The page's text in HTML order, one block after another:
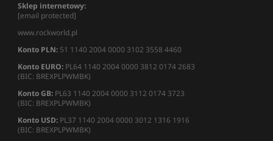
Sklep internetowy:
[email protected]
www.rockworld.pl
Konto PLN: 51 1140 2004 0000 3102 3558 4460
Konto EURO: PL64 1140 2004 0000 3812 0174 2683
(BIC: BREXPLPWMBK)
Konto GB: PL63 1140 2004 0000 3112 0174 3723
(BIC: BREXPLPWMBK)
Konto USD: PL37 1140 2004 0000 3012 1316 1916
(BIC: BREXPLPWMBK)